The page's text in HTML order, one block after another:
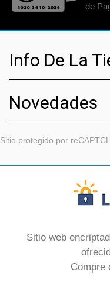
de
Info De La
Novedades
Sitio protegido por
Sitio web
Compre